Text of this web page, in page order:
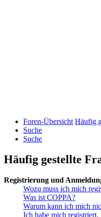
Foren-Übersicht Häufig
Suche
Suche
Häufig gestellte
Registrierung und
Wozu muss ich mich
Was ist COPPA?
Warum kann ich mich
Ich habe mich